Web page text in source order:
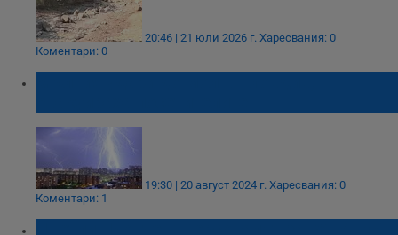
20:46 | 21 юли 2026 г. Харесвания: 0
Коментари: 0
19:30 | 20 август 2024 г. Харесвания: 0
Коментари: 1